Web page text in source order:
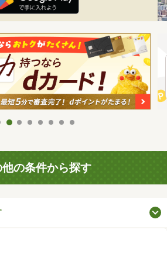
他の条件から探す